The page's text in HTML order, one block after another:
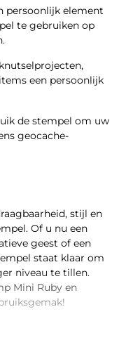
persoonlijk element
te gebruiken op
een persoonlijk
de stempel om uw
geocache-
stijl en
Of u nu een
geest of een
staat klaar om
niveau te tillen.
Mini Ruby en